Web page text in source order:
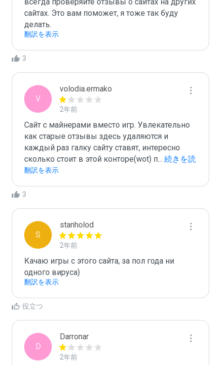
сайтах. Это вам поможет, я тоже так буду
делать.
翻訳を表示
3
V
volodia.ermako
2年前
Сайт с майнерами вместо игр. Увлекательно
как старые отзывы здесь удаляются и
каждый раз галку сайту ставят, интересно
сколько стоит в этой конторе(wot) п... 続きを読
む
翻訳を表示
3
S
stanholod
2年前
Качаю игры с этого сайта, за пол года ни
одного вируса)
翻訳を表示
役立つ
D
Darronar
2年前